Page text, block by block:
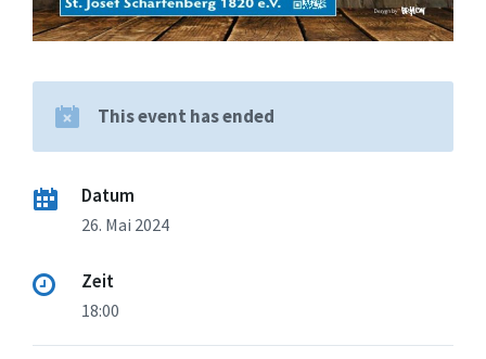
This event has ended
Datum
26. Mai 2024
Zeit
18:00